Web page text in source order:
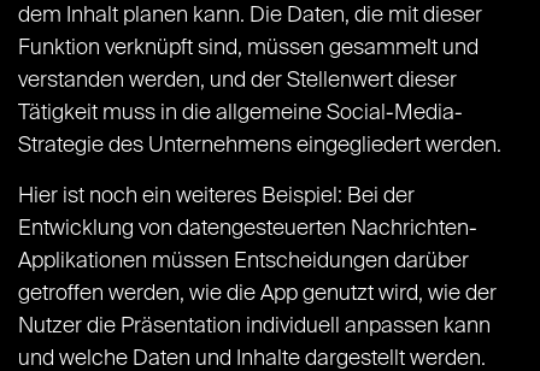
dem Inhalt planen kann. Die Daten, die mit dieser
Funktion verknüpft sind, müssen gesammelt und
verstanden werden, und der Stellenwert dieser
Tätigkeit muss in die allgemeine Social-Media-
Strategie des Unternehmens eingegliedert werden.
Hier ist noch ein weiteres Beispiel: Bei der
Entwicklung von datengesteuerten Nachrichten-
Applikationen müssen Entscheidungen darüber
getroffen werden, wie die App genutzt wird, wie der
Nutzer die Präsentation individuell anpassen kann
und welche Daten und Inhalte dargestellt werden.